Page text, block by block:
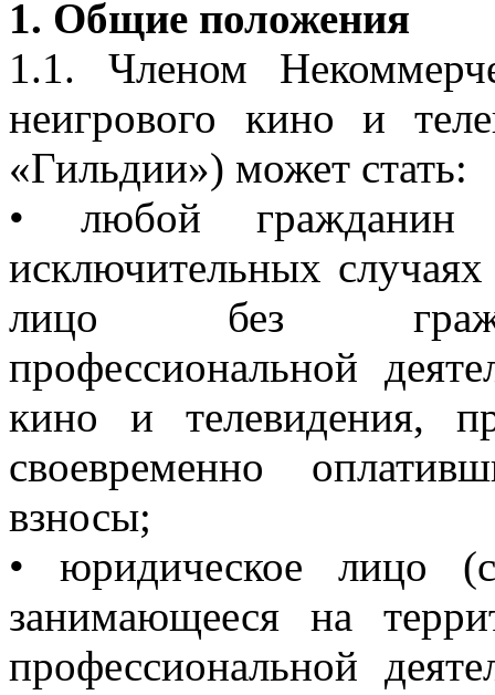
1. Общие положения
1.1. Членом
неигрового кино и
«Гильдии») может стать:
• любой гражданин
исключительных
лицо без
профессиональной
кино и телевидения,
своевременно
взносы;
• юридическое лицо
занимающееся на
профессиональной